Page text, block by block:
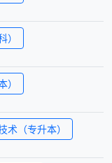
）
）
术（专升本）